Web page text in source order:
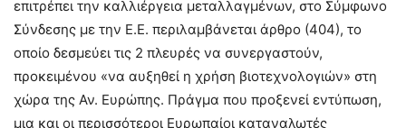
επιτρέπει την καλλιέργεια μεταλλαγμένων, στο Σύμφωνο
Σύνδεσης με την Ε.Ε. περιλαμβάνεται άρθρο (404), το
οποίο δεσμεύει τις 2 πλευρές να συνεργαστούν,
προκειμένου «να αυξηθεί η χρήση βιοτεχνολογιών» στη
χώρα της Αν. Ευρώπης. Πράγμα που προξενεί εντύπωση,
μια και οι περισσότεροι Ευρωπαίοι καταναλωτές